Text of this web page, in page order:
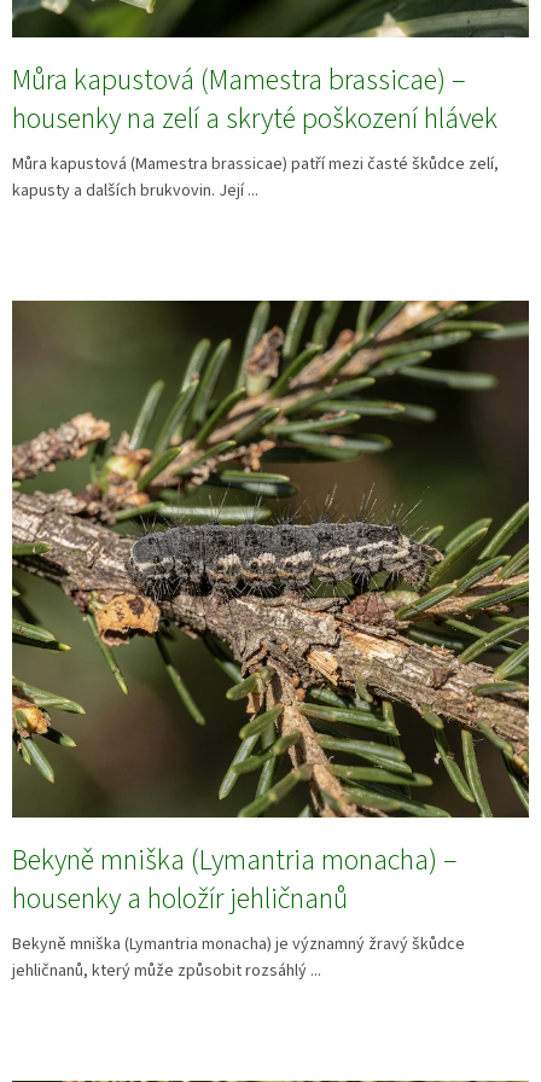
Můra kapustová (Mamestra brassicae) –
housenky na zelí a skryté poškození hlávek
Můra kapustová (Mamestra brassicae) patří mezi časté škůdce zelí,
kapusty a dalších brukvovin. Její ...
Bekyně mniška (Lymantria monacha) –
housenky a holožír jehličnanů
Bekyně mniška (Lymantria monacha) je významný žravý škůdce
jehličnanů, který může způsobit rozsáhlý ...